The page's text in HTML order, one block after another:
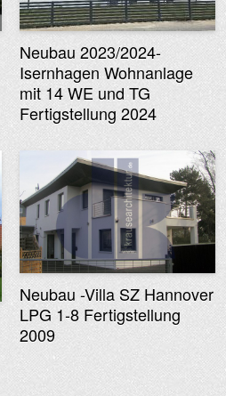
Neubau 2023/2024-
Isernhagen Wohnanlage
mit 14 WE und TG
Fertigstellung 2024
Neubau -Villa SZ Hannover
LPG 1-8 Fertigstellung
2009